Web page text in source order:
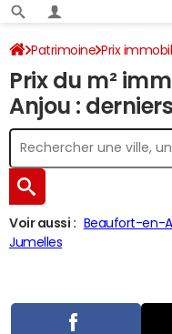
Patrimoine Prix
Baugé-en-Anjou
Prix du m²
Anjou :
Voir aussi : Beaufort-en-
Jumelles